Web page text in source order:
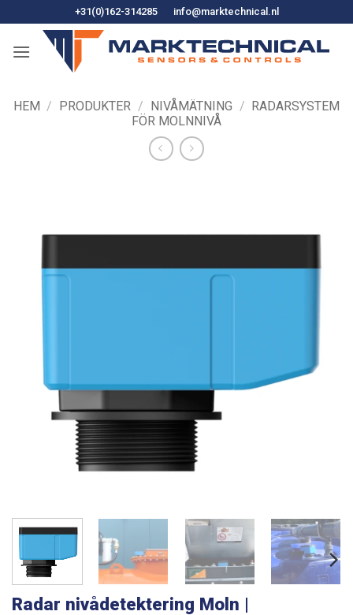
till
innehåll
+31(0)162-314285 info@marktechnical.nl
HEM / PRODUKTER / NIVÅMÄTNING / RADARSYSTEM
FÖR MOLNNIVÅ
Radar nivådetektering Moln |